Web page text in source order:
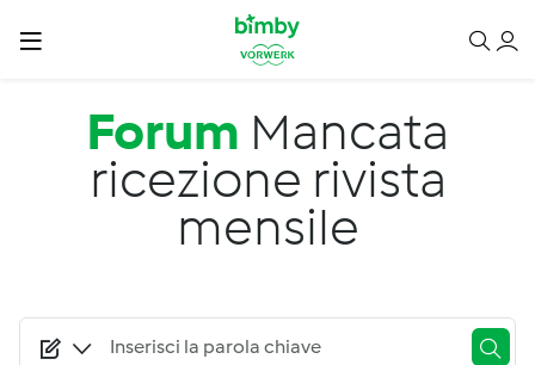
Salta al contenuto principale
Forum Mancata
ricezione rivista
mensile